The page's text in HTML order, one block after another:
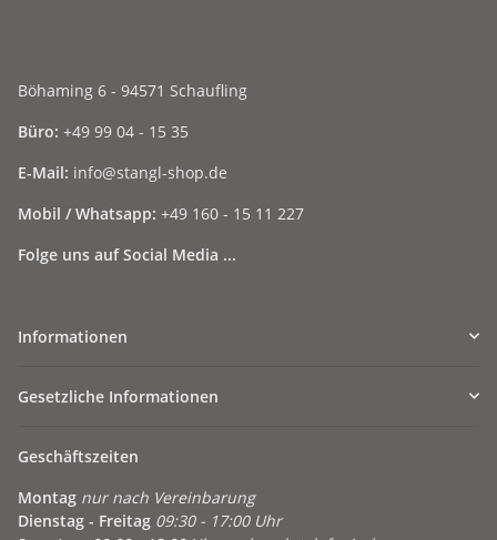
Böhaming 6 - 94571 Schaufling
Büro: +49 99 04 - 15 35
E-Mail: info@stangl-shop.de
Mobil / Whatsapp: +49 160 - 15 11 227
Folge uns auf Social Media ...
Informationen
Gesetzliche Informationen
Geschäftszeiten
Montag nur nach Vereinbarung
Dienstag - Freitag 09:30 - 17:00 Uhr